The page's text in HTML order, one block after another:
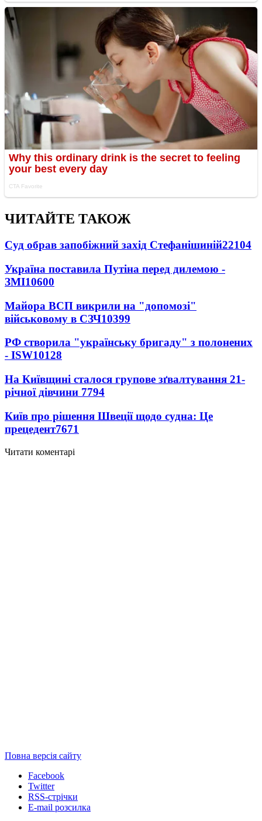
ЧИТАЙТЕ ТАКОЖ
Суд обрав запобіжний захід Стефанішиній22104
Україна поставила Путіна перед дилемою -
ЗМІ10600
Майора ВСП викрили на "допомозі"
військовому в СЗЧ10399
РФ створила "українську бригаду" з полонених
- ISW10128
На Київщині сталося групове зґвалтування 21-
річної дівчини 7794
Київ про рішення Швеції щодо судна: Це
прецедент7671
Читати коментарі
Повна версія сайту
Facebook
Twitter
RSS-стрічки
E-mail розсилка